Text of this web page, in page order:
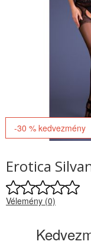
-30 % kedvezmény
Erotica
Vélemény (0)